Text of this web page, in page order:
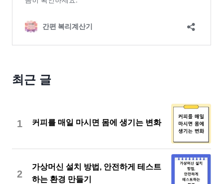
최근 글
1 커피를 매일 마시면 몸에 생기는 변화
2
가상머신 설치 방법, 안전하게 테스트
하는 환경 만들기